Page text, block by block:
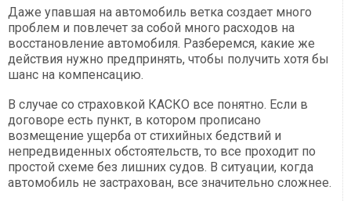
Даже упавшая на автомобиль ветка создает много
проблем и повлечет за собой много расходов на
восстановление автомобиля. Разберемся, какие же
действия нужно предпринять, чтобы получить хотя бы
шанс на компенсацию.
В случае со страховкой КАСКО все понятно. Если в
договоре есть пункт, в котором прописано
возмещение ущерба от стихийных бедствий и
непредвиденных обстоятельств, то все проходит по
простой схеме без лишних судов. В ситуации, когда
автомобиль не застрахован, все значительно сложнее.